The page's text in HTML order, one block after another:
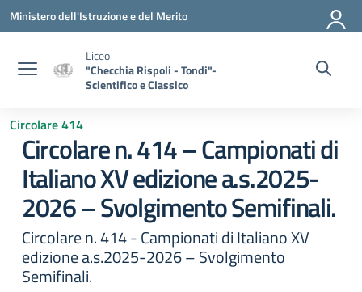
Vai ai contenuti
Vai al menu di navigazione
Vai al footer
Ministero dell'Istruzione e del Merito
Liceo
"Checchia Rispoli - Tondi"-
Scientifico e Classico
Circolare 414
Circolare n. 414 – Campionati di
Italiano XV edizione a.s.2025-
2026 – Svolgimento Semifinali.
Circolare n. 414 - Campionati di Italiano XV
edizione a.s.2025-2026 – Svolgimento
Semifinali.